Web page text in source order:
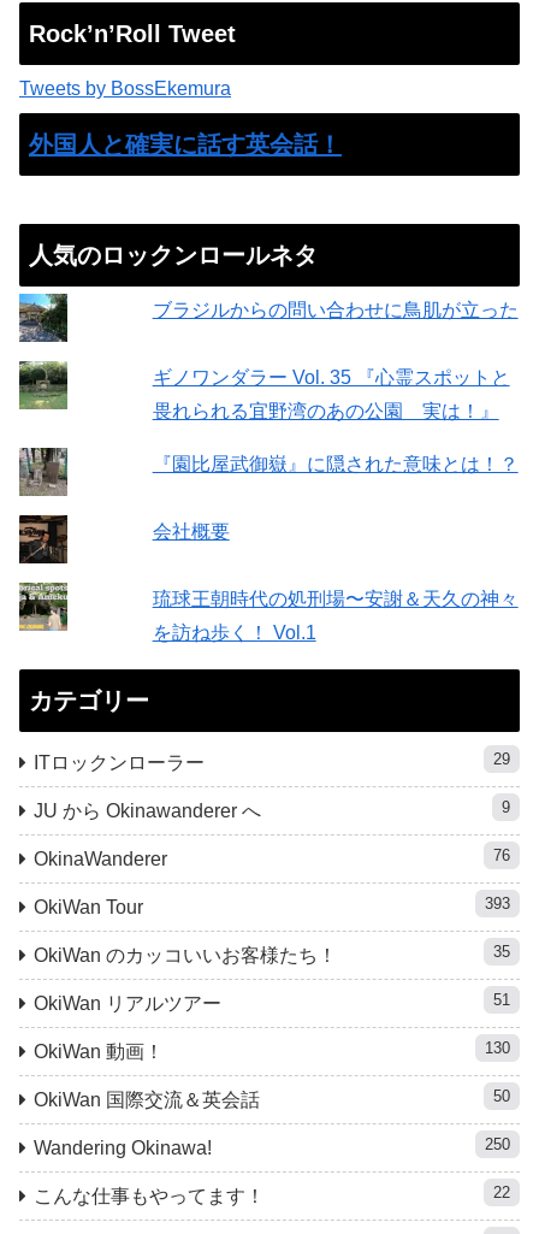
Rock’n’Roll Tweet
Tweets by BossEkemura
外国人と確実に話す英会話！
人気のロックンロールネタ
ブラジルからの問い合わせに鳥肌が立った
ギノワンダラー Vol. 35 『心霊スポットと
畏れられる宜野湾のあの公園 実は！』
『園比屋武御嶽』に隠された意味とは！？
会社概要
琉球王朝時代の処刑場〜安謝＆天久の神々
を訪ね歩く！ Vol.1
カテゴリー
ITロックンローラー 29
JU から Okinawanderer へ 9
OkinaWanderer 76
OkiWan Tour 393
OkiWan のカッコいいお客様たち！ 35
OkiWan リアルツアー 51
OkiWan 動画！ 130
OkiWan 国際交流＆英会話 50
Wandering Okinawa! 250
こんな仕事もやってます！ 22